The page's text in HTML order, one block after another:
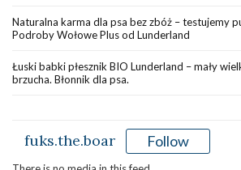
Naturalna karma dla psa bez zbóż – testujemy
Podroby Wołowe Plus od Lunderland
Łuski babki płesznik BIO Lunderland – mały
brzucha. Błonnik dla psa.
fuks.the.boar Follow